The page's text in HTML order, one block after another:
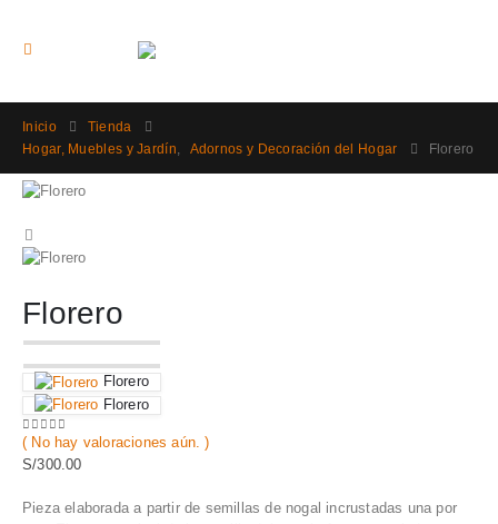
Inicio
Tienda
Hogar, Muebles y Jardín, Adornos y Decoración del Hogar Florero
Florero
Florero
Florero
0 out of 5
( No hay valoraciones aún. )
S/300.00
Pieza elaborada a partir de semillas de nogal incrustadas una por